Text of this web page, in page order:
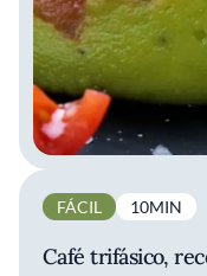
FÁCIL 10MIN
Café trifásico,